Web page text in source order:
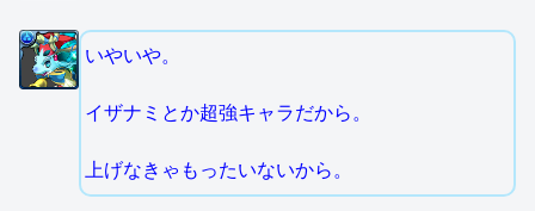
いやいや。
イザナミとか超強キャラだから。
上げなきゃもったいないから。